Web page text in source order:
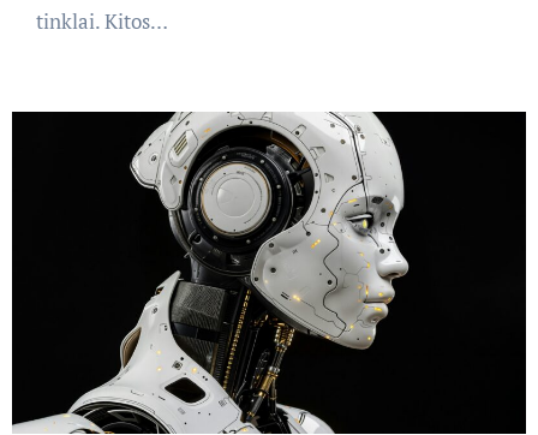
tinklai. Kitos…